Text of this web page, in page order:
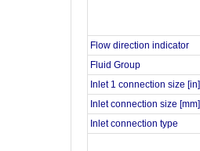
Flow direction indicator
Fluid Group
Inlet 1 connection size [in]
Inlet connection size [mm]
Inlet connection type